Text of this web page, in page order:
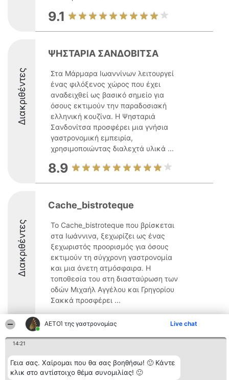
ΑΕΤΟΊ της γαστρονομίας Live chat
14:21
Γεια σας. Χαίρομαι που θα σας βοηθήσω! 🙂 Κάντε
κλικ στο αντίστοιχο θέμα συνομιλίας! 🙂
9.1
Διακριθέντες
ΨΗΣΤΑΡΙΑ ΣΑΝΔΟΒΙΤΣΑ
Στα Μάρμαρα Ιωαννίνων λειτουργεί
ένας φιλόξενος χώρος που έχει
αναδειχθεί ως βασικό σημείο για
όσους εκτιμούν την παραδοσιακή
ελληνική κουζίνα. Η Ψησταριά
Σανδονίτσα προσφέρει μια γνήσια
γαστρονομική εμπειρία,
χρησιμοποιώντας διαλεχτά υλικά ...
8.9
Διακριθέντες
Cache_bistroteque
Το Cache_bistroteque που βρίσκεται
στα Ιωάννινα, ξεχωρίζει ως ένας
ξεχωριστός προορισμός για όσους
εκτιμούν τη σύγχρονη γαστρονομία
και μια άνετη ατμόσφαιρα. Η
τοποθεσία του στη διασταύρωση των
οδών Μιχαήλ Αγγέλου και Γρηγορίου
Σακκά προσφέρει ...
9.2
Διοργανωτής της
κατάταξης
BEAUTIFUL COMPANY
Μονοπρόσωπη ΙΚΕ
Κατάταξη
Διακριθέντες
Λίστα όλων
Επικοινωνία
Επικοινωνία